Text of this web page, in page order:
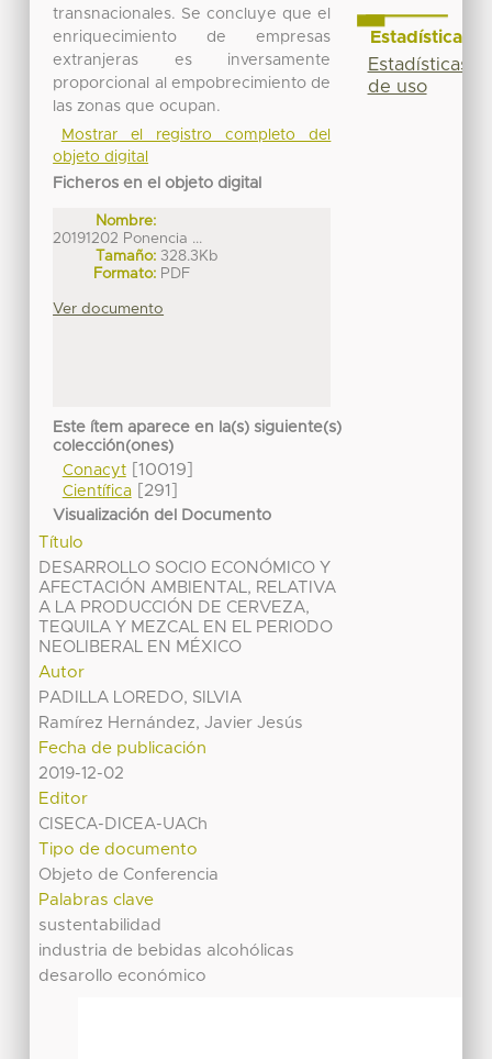
transnacionales. Se concluye que el
enriquecimiento de empresas
extranjeras es inversamente
proporcional al empobrecimiento de
las zonas que ocupan.
Mostrar el registro completo del
objeto digital
Ficheros en el objeto digital
Nombre:
20191202 Ponencia ...
Tamaño: 328.3Kb
Formato: PDF
Ver documento
Este ítem aparece en la(s) siguiente(s)
colección(ones)
Conacyt[10019]
Científica[291]
Visualización del Documento
Título
DESARROLLO SOCIO ECONÓMICO Y
AFECTACIÓN AMBIENTAL, RELATIVA
A LA PRODUCCIÓN DE CERVEZA,
TEQUILA Y MEZCAL EN EL PERIODO
NEOLIBERAL EN MÉXICO
Autor
PADILLA LOREDO, SILVIA
Ramírez Hernández, Javier Jesús
Fecha de publicación
2019-12-02
Editor
CISECA-DICEA-UACh
Tipo de documento
Objeto de Conferencia
Palabras clave
sustentabilidad
industria de bebidas alcohólicas
desarollo económico
Estadísticas
Estadísticas
de uso